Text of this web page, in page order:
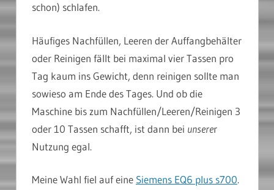
schon) schlafen.
Häufiges Nachfüllen, Leeren der Auffangbehälter
oder Reinigen fällt bei maximal vier Tassen pro
Tag kaum ins Gewicht, denn reinigen sollte man
sowieso am Ende des Tages. Und ob die
Maschine bis zum Nachfüllen/Leeren/Reinigen 3
oder 10 Tassen schafft, ist dann bei unserer
Nutzung egal.
Meine Wahl fiel auf eine Siemens EQ6 plus s700.